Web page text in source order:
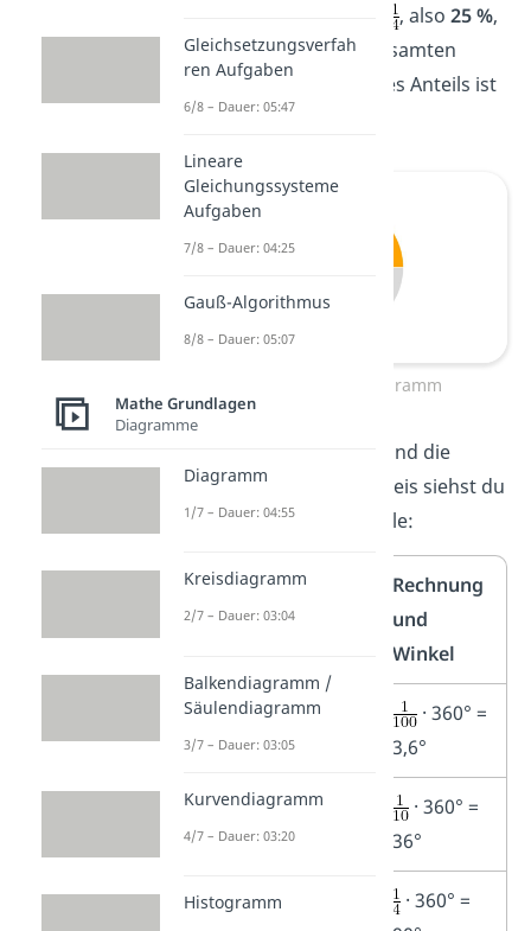
, also 25 %,
ist das einViertel des gesamten
Kreises. Der Winkel deines Anteils ist
· 360°=90°.
Anteile im Kreisdiagramm
und die
Größe ihrer
im Kreis siehst du
in dieser Übersichtstabelle:
Anteil
in
Anteil
als
Rechnung
und
Winkel
1 %
· 360° =
3,6°
10 %
· 360° =
36°
25 %
· 360° =
Gleichsetzungsverfah
ren Aufgaben
6/8 – Dauer: 05:47
Lineare
Gleichungssysteme
Aufgaben
7/8 – Dauer: 04:25
Gauß-Algorithmus
8/8 – Dauer: 05:07
Mathe Grundlagen
Diagramme
Diagramm
1/7 – Dauer: 04:55
Kreisdiagramm
2/7 – Dauer: 03:04
Balkendiagramm /
Säulendiagramm
3/7 – Dauer: 03:05
Kurvendiagramm
4/7 – Dauer: 03:20
Histogramm